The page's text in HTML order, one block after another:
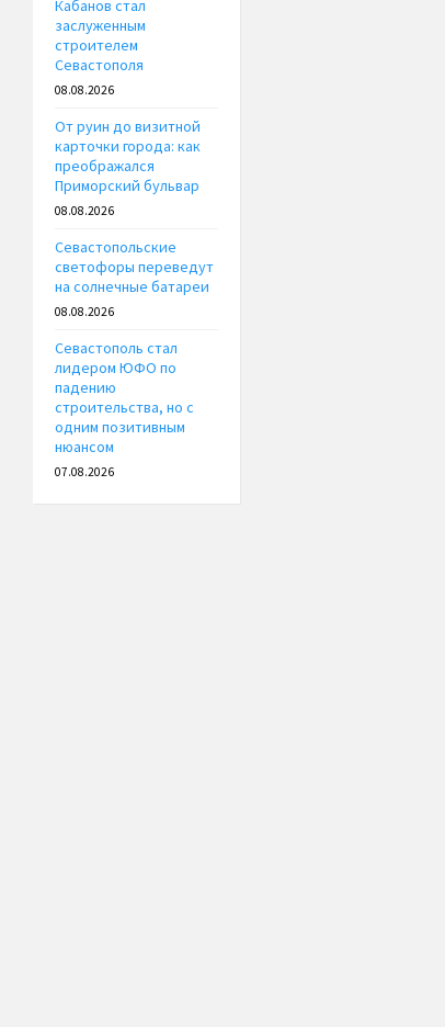
Кабанов стал
заслуженным
строителем
Севастополя
08.08.2026
От руин до визитной
карточки города: как
преображался
Приморский бульвар
08.08.2026
Севастопольские
светофоры переведут
на солнечные батареи
08.08.2026
Севастополь стал
лидером ЮФО по
падению
строительства, но с
одним позитивным
нюансом
07.08.2026